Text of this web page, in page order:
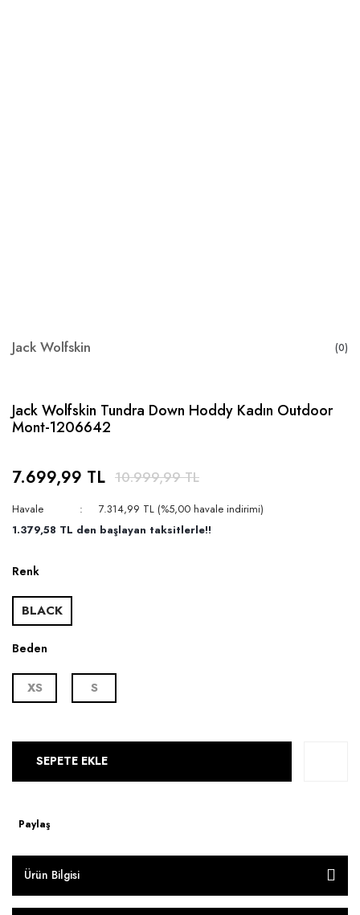
Jack Wolfskin (0)
Jack Wolfskin Tundra Down Hoddy Kadın Outdoor
Mont-1206642
7.699,99 TL 10.999,99 TL
Havale
7.314,99 TL (%5,00 havale indirimi)
1.379,58 TL den başlayan taksitlerle!!
Renk
BLACK
Beden
XS S
SEPETE EKLE
Paylaş
Ürün Bilgisi